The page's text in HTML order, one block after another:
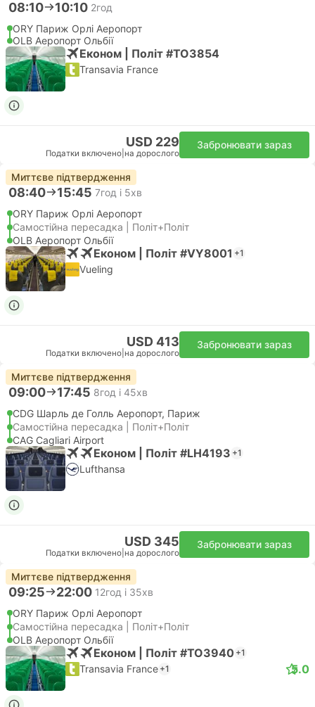
08:10 10:10 2год
ORY Париж Орлі Аеропорт
OLB Аеропорт Ольбії
Економ | Політ #TO3854
Transavia France
USD 229
Податки включено на дорослого
Забронювати зараз
Миттєве підтвердження
08:40 15:45 7год і 5хв
ORY Париж Орлі Аеропорт
Самостійна пересадка | Політ+Політ
OLB Аеропорт Ольбії
Економ | Політ #VY8001 +1
Vueling
USD 413
Податки включено на дорослого
Забронювати зараз
Миттєве підтвердження
09:00 17:45 8год і 45хв
CDG Шарль де Голль Аеропорт, Париж
Самостійна пересадка | Політ+Політ
CAG Cagliari Airport
Економ | Політ #LH4193 +1
Lufthansa
USD 345
Податки включено на дорослого
Забронювати зараз
Миттєве підтвердження
09:25 22:00 12год і 35хв
ORY Париж Орлі Аеропорт
Самостійна пересадка | Політ+Політ
OLB Аеропорт Ольбії
Економ | Політ #TO3940 +1
Transavia France +1 5.0